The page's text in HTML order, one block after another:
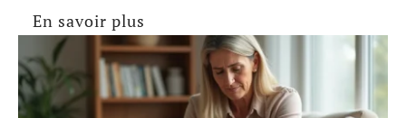
En savoir plus